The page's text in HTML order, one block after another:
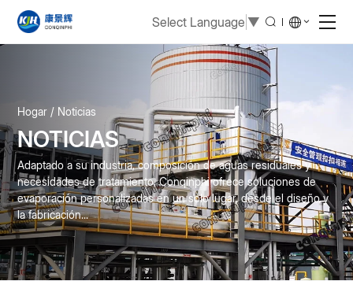
Select Language ▼
Hogar Noticias
NOTICIAS
Adaptado a su industria, composición de aguas residuales y
necesidades de tratamiento, Conqinphi ofrece soluciones de
evaporación personalizadas en un solo lugar, desde el diseño y
la fabricación...